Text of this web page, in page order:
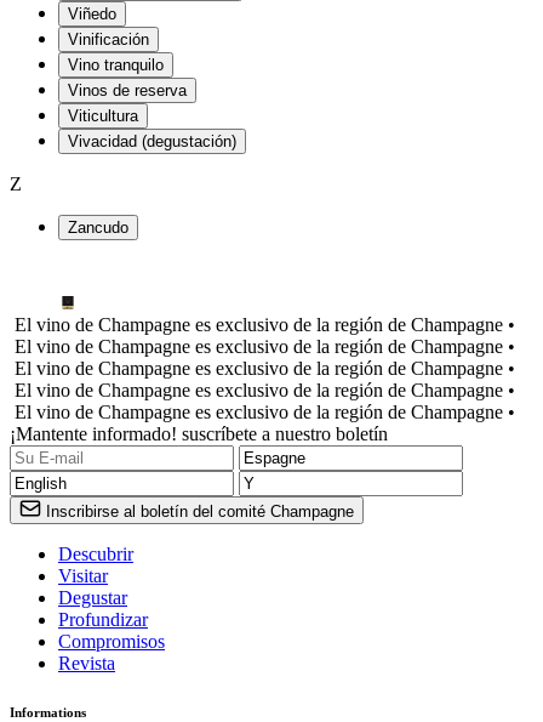
Viñedo
Vinificación
Vino tranquilo
Vinos de reserva
Viticultura
Vivacidad (degustación)
Z
Zancudo
El vino de Champagne es exclusivo de la región de Champagne •
El vino de Champagne es exclusivo de la región de Champagne •
El vino de Champagne es exclusivo de la región de Champagne •
El vino de Champagne es exclusivo de la región de Champagne •
El vino de Champagne es exclusivo de la región de Champagne •
¡Mantente informado! suscríbete a nuestro boletín
Inscribirse al boletín del comité Champagne
Descubrir
Visitar
Degustar
Profundizar
Compromisos
Revista
Informations